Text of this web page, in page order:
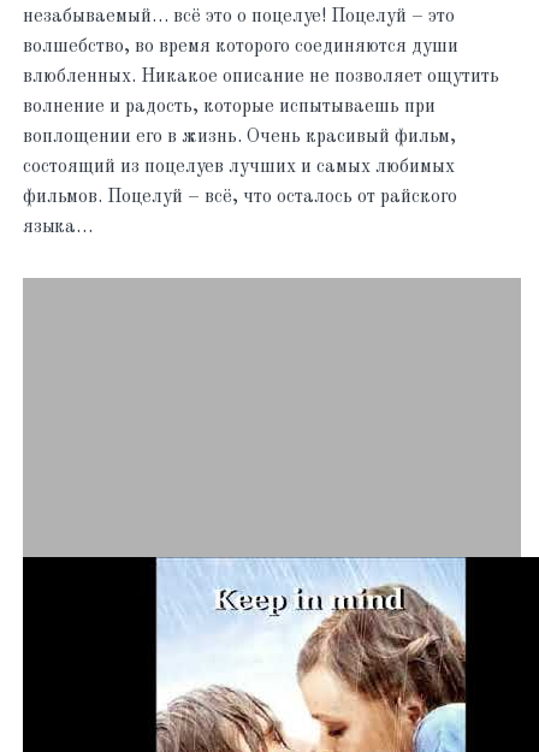
незабываемый… всё это о поцелуе! Поцелуй – это
волшебство, во время которого соединяются души
влюбленных. Никакое описание не позволяет ощутить
волнение и радость, которые испытываешь при
воплощении его в жизнь. Очень красивый фильм,
состоящий из поцелуев лучших и самых любимых
фильмов. Поцелуй – всё, что осталось от райского
языка…